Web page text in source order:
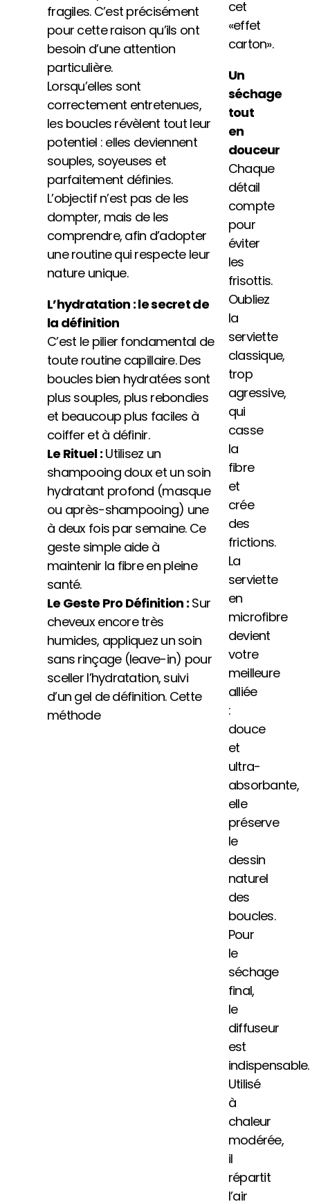
fragiles. C’est précisément
pour cette raison qu’ils ont
besoin d’une attention
particulière.
Lorsqu’elles sont
correctement entretenues,
les boucles révèlent tout leur
potentiel : elles deviennent
souples, soyeuses et
parfaitement définies.
L’objectif n’est pas de les
dompter, mais de les
comprendre, afin d’adopter
une routine qui respecte leur
nature unique.
L’hydratation : le secret de
la définition
C’est le pilier fondamental de
toute routine capillaire. Des
boucles bien hydratées sont
plus souples, plus rebondies
et beaucoup plus faciles à
coiffer et à définir.
Le Rituel : Utilisez un
shampooing doux et un soin
hydratant profond (masque
ou après-shampooing) une
à deux fois par semaine. Ce
geste simple aide à
maintenir la fibre en pleine
santé.
Le Geste Pro Définition : Sur
cheveux encore très
humides, appliquez un soin
sans rinçage (leave-in) pour
sceller l’hydratation, suivi
d’un gel de définition. Cette
méthode
cet
«effet
carton».
Un
séchage
tout
en
douceur
Chaque
détail
compte
pour
éviter
les
frisottis.
Oubliez
la
serviette
classique,
trop
agressive,
qui
casse
la
fibre
et
crée
des
frictions.
La
serviette
en
microfibre
devient
votre
meilleure
alliée
:
douce
et
ultra-
absorbante,
elle
préserve
le
dessin
naturel
des
boucles.
Pour
le
séchage
final,
le
diffuseur
est
indispensable.
Utilisé
à
chaleur
modérée,
il
répartit
l’air